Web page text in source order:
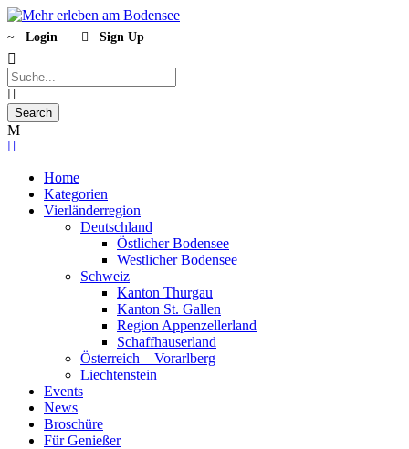
Login Sign Up
Home
Kategorien
Vierländerregion
Deutschland
Östlicher Bodensee
Westlicher Bodensee
Schweiz
Kanton Thurgau
Kanton St. Gallen
Region Appenzellerland
Schaffhauserland
Österreich – Vorarlberg
Liechtenstein
Events
News
Broschüre
Für Genießer